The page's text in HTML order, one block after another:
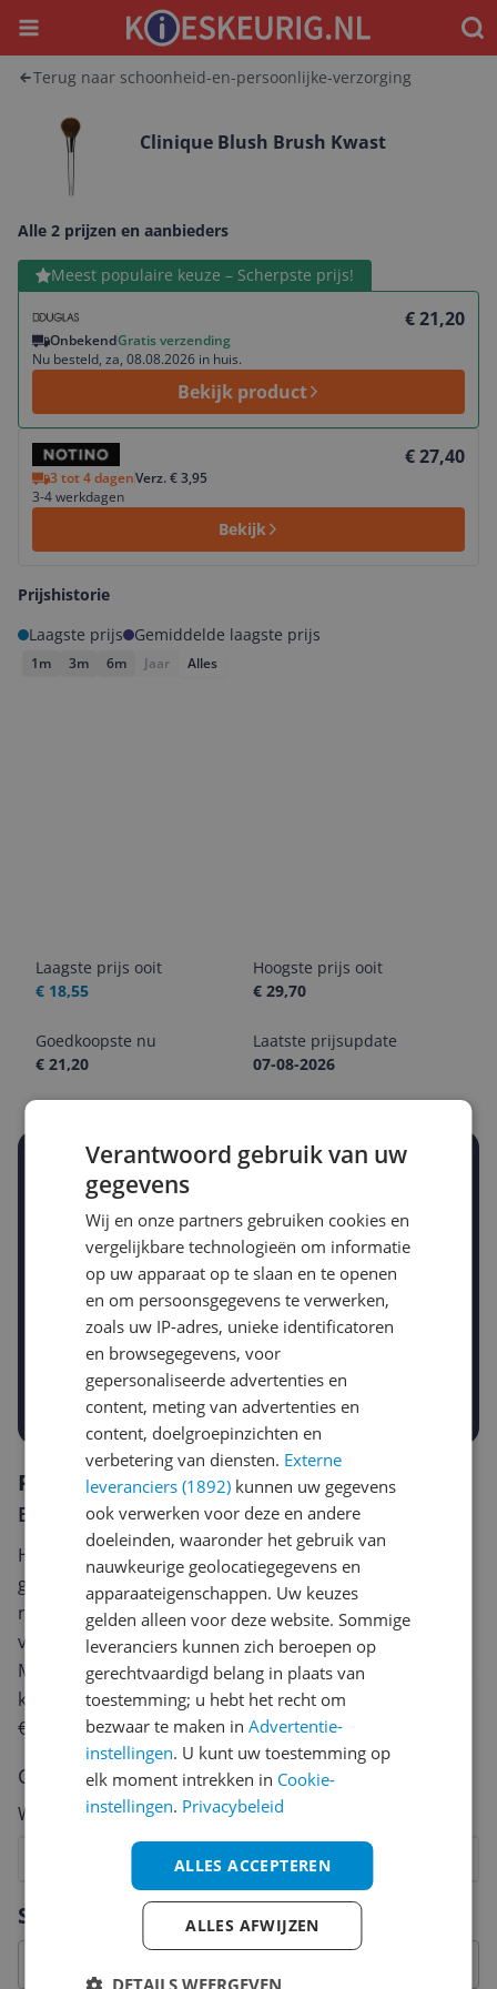
Menu
Terug naar schoonheid-en-persoonlijke-verzorging
Clinique Blush Brush Kwast
Alle 2 prijzen en aanbieders
Meest populaire keuze – Scherpste prijs!
€ 21,20
OnbekendGratis verzending
Nu besteld, za, 08.08.2026 in huis.
Bekijk product
Bekijk product
€ 27,40
3 tot 4 dagenVerz. € 3,95
3-4 werkdagen
Bekijk
Bekijk product
Prijshistorie
Laagste prijs
Gemiddelde laagste prijs
1m 3m 6m Jaar Alles
Laagste prijs ooit
€ 18,55
Hoogste prijs ooit
€ 29,70
Goedkoopste nu
€ 21,20
Laatste prijsupdate
07-08-2026
Stel een alert in en mis geen prijsdaling
Krijg een seintje zodra de prijs zakt
Jouw e-mailadres
Gewenste daling of bedrag
-5% -10% -15%
Gewenste prijs
Prijsalert aanzetten
Specificaties
Reviews
Er zijn nog geen reviews geschreven
Heb jij dit product in bezit en wil je graag je mening
geven? Start dan hieronder met het schrijven van je
review. Afhankelijk van de details duurt het schrijven
van een review gemiddeld tussen de 3 en 10 minuten.
Met jouw mening help je andere bezoekers een betere
keuze te maken én maak je iedere maand kans op
€250,-!
Klik hier voor de actievoorwaarden.
Cijfer
Welk cijfer geef jij dit product?
7
6
5
4
Vraag 1 van 4
Verantwoord gebruik van uw
gegevens
Wij en onze partners gebruiken cookies en
vergelijkbare technologieën om informatie
op uw apparaat op te slaan en te openen
en om persoonsgegevens te verwerken,
zoals uw IP-adres, unieke identificatoren
en browsegegevens, voor
gepersonaliseerde advertenties en
content, meting van advertenties en
content, doelgroepinzichten en
verbetering van diensten. Externe
leveranciers (1892) kunnen uw gegevens
ook verwerken voor deze en andere
doeleinden, waaronder het gebruik van
nauwkeurige geolocatiegegevens en
apparaateigenschappen. Uw keuzes
gelden alleen voor deze website. Sommige
leveranciers kunnen zich beroepen op
gerechtvaardigd belang in plaats van
toestemming; u hebt het recht om
bezwaar te maken inAdvertentie-
instellingen. U kunt uw toestemming op
elk moment intrekken in Cookie-
instellingen. Privacybeleid
ALLES ACCEPTEREN
ALLES AFWIJZEN
DETAILS WEERGEVEN